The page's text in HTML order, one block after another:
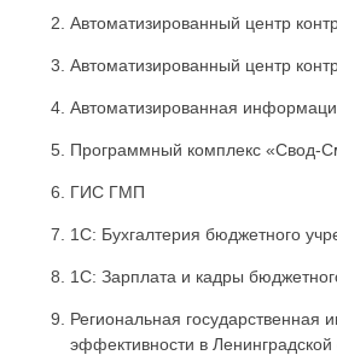
Автоматизированный центр
Автоматизированный центр
Автоматизированная
Программный комплекс «Свод-
ГИС ГМП
1С: Бухгалтерия бюджетного
1С: Зарплата и кадры
Региональная
эффективности в Ленинградской